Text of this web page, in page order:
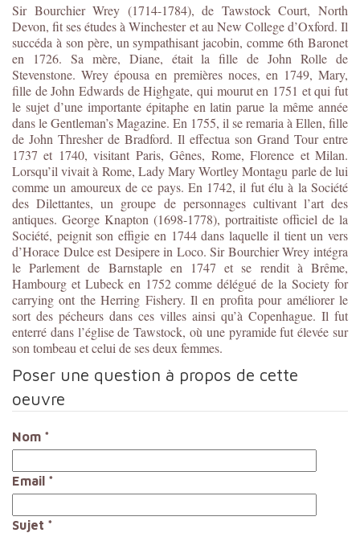
Sir Bourchier Wrey (1714-1784), de Tawstock Court, North
Devon, fit ses études à Winchester et au New College d’Oxford. Il
succéda à son père, un sympathisant jacobin, comme 6th Baronet
en 1726. Sa mère, Diane, était la fille de John Rolle de
Stevenstone. Wrey épousa en premières noces, en 1749, Mary,
fille de John Edwards de Highgate, qui mourut en 1751 et qui fut
le sujet d’une importante épitaphe en latin parue la même année
dans le Gentleman’s Magazine. En 1755, il se remaria à Ellen, fille
de John Thresher de Bradford. Il effectua son Grand Tour entre
1737 et 1740, visitant Paris, Gênes, Rome, Florence et Milan.
Lorsqu’il vivait à Rome, Lady Mary Wortley Montagu parle de lui
comme un amoureux de ce pays. En 1742, il fut élu à la Société
des Dilettantes, un groupe de personnages cultivant l’art des
antiques. George Knapton (1698-1778), portraitiste officiel de la
Société, peignit son effigie en 1744 dans laquelle il tient un vers
d’Horace Dulce est Desipere in Loco. Sir Bourchier Wrey intégra
le Parlement de Barnstaple en 1747 et se rendit à Brême,
Hambourg et Lubeck en 1752 comme délégué de la Society for
carrying ont the Herring Fishery. Il en profita pour améliorer le
sort des pécheurs dans ces villes ainsi qu’à Copenhague. Il fut
enterré dans l’église de Tawstock, où une pyramide fut élevée sur
son tombeau et celui de ses deux femmes.
Poser une question à propos de cette
oeuvre
Nom *
Email *
Sujet *